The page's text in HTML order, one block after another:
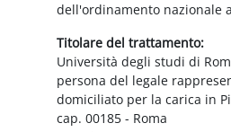
dell'ordinamento nazionale
Titolare del trattamento:
Università degli studi di
persona del legale
domiciliato per la carica in
cap. 00185 - Roma